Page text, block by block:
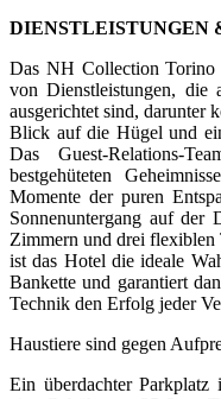
Das NH Collection Torino
von Dienstleistungen, die
ausgerichtet sind, darunter
Blick auf die Hügel und
Das Guest-Relations-
bestgehüteten
Momente der puren
Sonnenuntergang auf der
Zimmern und drei flexiblen
ist das Hotel die ideale
Bankette und garantiert
Technik den Erfolg jeder
Haustiere sind gegen
Ein überdachter Parkplatz